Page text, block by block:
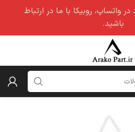
واتساپ، روبیکا با ما در ارتباط
باشید.